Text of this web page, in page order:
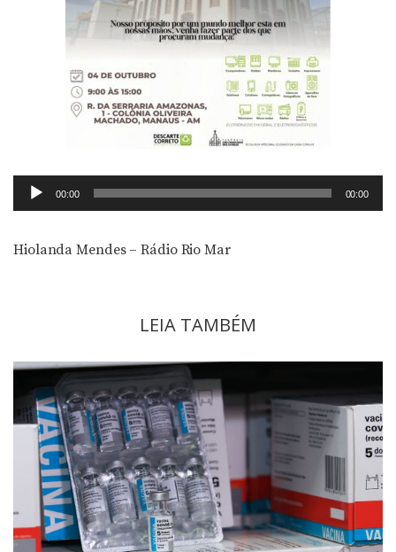
Tocador
de
00:00 00:00
Hiolanda Mendes – Rádio Rio Mar
LEIA TAMBÉM